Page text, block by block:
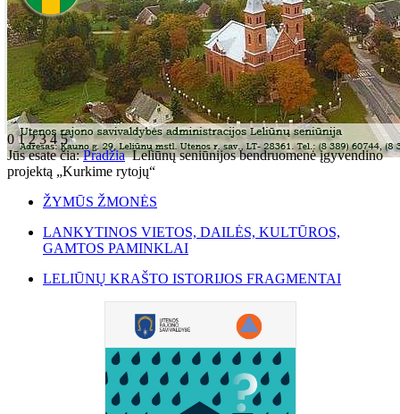
012345
Jūs esate čia:Pradžia Leliūnų seniūnijos bendruomenė įgyvendino
projektą „Kurkime rytojų“
ŽYMŪS ŽMONĖS
LANKYTINOS VIETOS, DAILĖS, KULTŪROS,
GAMTOS PAMINKLAI
LELIŪNŲ KRAŠTO ISTORIJOS FRAGMENTAI